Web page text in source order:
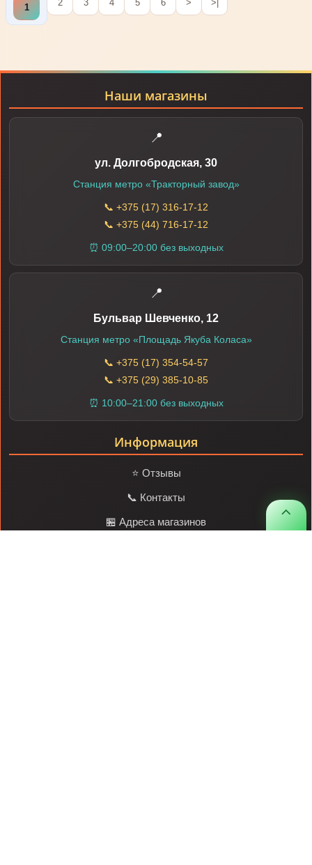
1 2 3 4 5 6 > >|
Наши магазины
📍
ул. Долгобродская, 30
Станция метро «Тракторный завод»
📞 +375 (17) 316-17-12
📞 +375 (44) 716-17-12
⏰ 09:00–20:00 без выходных
📍
Бульвар Шевченко, 12
Станция метро «Площадь Якуба Коласа»
📞 +375 (17) 354-54-57
📞 +375 (29) 385-10-85
⏰ 10:00–21:00 без выходных
Информация
⭐ Отзывы
📞 Контакты
🏪 Адреса магазинов ⌃